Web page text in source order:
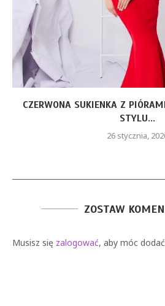
CZERWONA SUKIENKA Z
STYLU...
26 stycznia,
ZOSTAW
Musisz się zalogować, aby móc